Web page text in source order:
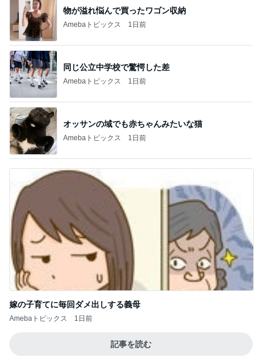
物が溢れ悩んで買ったワゴン収納
Amebaトピックス 1日前
同じ公立中学校で驚愕した差
Amebaトピックス 1日前
オッサンの域でも赤ちゃんみたいな猫
Amebaトピックス 1日前
嫁の子育てに毎回ダメ出しする義母
Amebaトピックス 1日前
記事を読む